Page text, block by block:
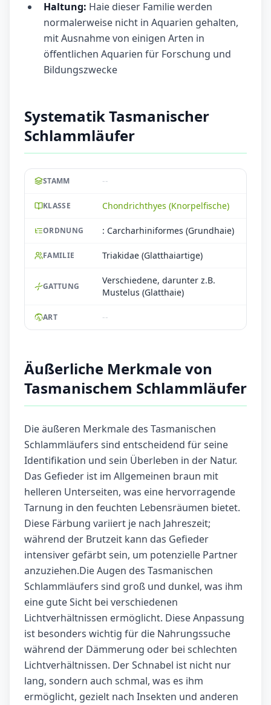
Haltung: Haie dieser Familie werden
normalerweise nicht in Aquarien gehalten,
mit Ausnahme von einigen Arten in
öffentlichen Aquarien für Forschung und
Bildungszwecke
Systematik Tasmanischer
Schlammläufer
STAMM --
KLASSE Chondrichthyes (Knorpelfische)
ORDNUNG : Carcharhiniformes (Grundhaie)
FAMILIE Triakidae (Glatthaiartige)
GATTUNG
Verschiedene, darunter z.B.
Mustelus (Glatthaie)
ART --
Äußerliche Merkmale von
Tasmanischem Schlammläufer
Die äußeren Merkmale des Tasmanischen
Schlammläufers sind entscheidend für seine
Identifikation und sein Überleben in der Natur.
Das Gefieder ist im Allgemeinen braun mit
helleren Unterseiten, was eine hervorragende
Tarnung in den feuchten Lebensräumen bietet.
Diese Färbung variiert je nach Jahreszeit;
während der Brutzeit kann das Gefieder
intensiver gefärbt sein, um potenzielle Partner
anzuziehen.Die Augen des Tasmanischen
Schlammläufers sind groß und dunkel, was ihm
eine gute Sicht bei verschiedenen
Lichtverhältnissen ermöglicht. Diese Anpassung
ist besonders wichtig für die Nahrungssuche
während der Dämmerung oder bei schlechten
Lichtverhältnissen. Der Schnabel ist nicht nur
lang, sondern auch schmal, was es ihm
ermöglicht, gezielt nach Insekten und anderen